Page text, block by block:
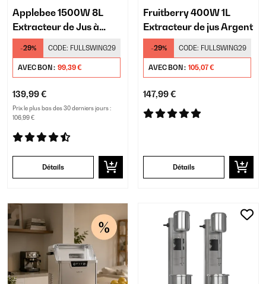
Applebee 1500W 8L
Extracteur de Jus à
Vapeur Argent
-29% CODE: FULLSWING29
AVEC BON : 99,39 €
139,99 €
Prix le plus bas des 30 derniers jours :
106,99 €
Détails
Fruitberry 400W 1L
Extracteur de jus Argent
-29% CODE: FULLSWING29
AVEC BON : 105,07 €
147,99 €
Détails